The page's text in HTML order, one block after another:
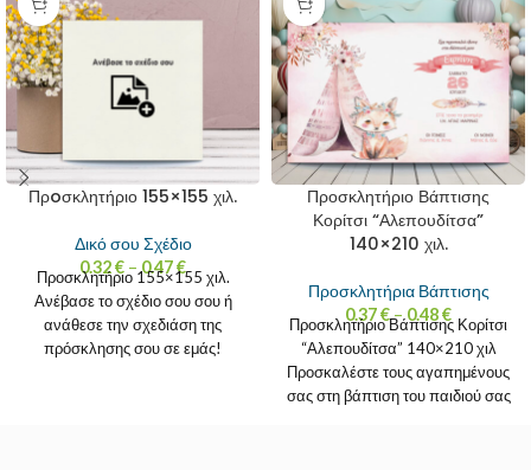
Πρoσκλητήριο 155×155 χιλ.
Δικό σου Σχέδιο
0.32€ – 0.47€
Προσκλητήριο 155×155 χιλ.
Ανέβασε το σχέδιο σου σου ή
ανάθεσε την σχεδιάση της
πρόσκλησης σου σε εμάς!
Προσκλητήριο Βάπτισης
Κορίτσι “Αλεπουδίτσα”
140×210 χιλ.
Προσκλητήρια Βάπτισης
0.37€– 0.48€
Προσκλητήριο Βάπτισης Κορίτσι
“Αλεπουδίτσα” 140×210 χιλ
Προσκαλέστε τους αγαπημένους
σας στη βάπτιση του παιδιού σας